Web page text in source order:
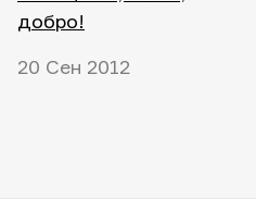
добро!
20 Сен 2012